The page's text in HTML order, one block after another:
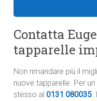
Contatta
tapparelle
Non rimandare più il
nuove tapparelle. Per
stesso al 0131 080035.